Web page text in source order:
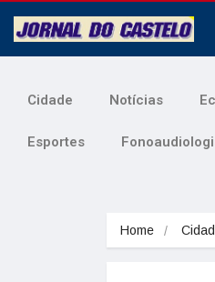
Cidade Notícias
Esportes
Home